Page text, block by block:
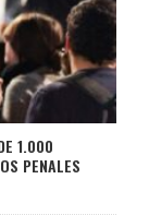
1.000
PENALES